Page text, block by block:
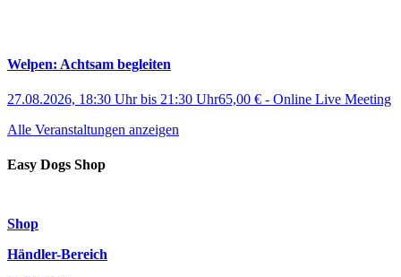
Welpen: Achtsam begleiten
27.08.2026, 18:30 Uhrbis 21:30 Uhr65,00 € - Online Live Meeting
Alle Veranstaltungen anzeigen
Easy Dogs Shop
Shop
Händler-Bereich